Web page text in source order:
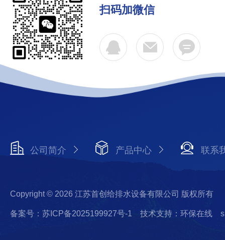
扫码加微信
公司简介 产品中心 联系
Copyright © 2026 江苏首创给排水设备有限公司 版权所有
备案号：苏ICP备2025199927号-1 技术支持：环保在线